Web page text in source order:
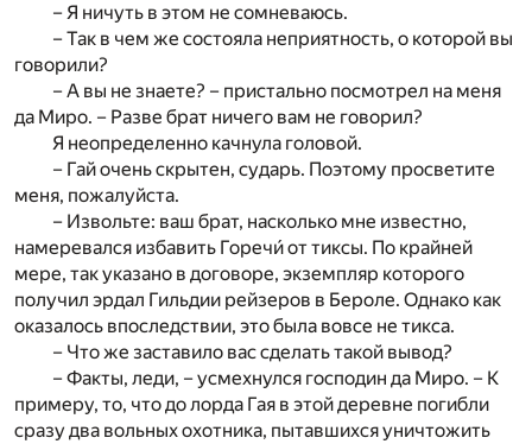
– Я ничуть в этом не сомневаюсь.
– Так в чем же состояла неприятность, о которой вы
говорили?
– А вы не знаете? – пристально посмотрел на меня
да Миро. – Разве брат ничего вам не говорил?
Я неопределенно качнула головой.
– Гай очень скрытен, сударь. Поэтому просветите
меня, пожалуйста.
– Извольте: ваш брат, насколько мне известно,
намеревался избавить Горечи́ от тиксы. По крайней
мере, так указано в договоре, экземпляр которого
получил эрдал Гильдии рейзеров в Бероле. Однако как
оказалось впоследствии, это была вовсе не тикса.
– Что же заставило вас сделать такой вывод?
– Факты, леди, – усмехнулся господин да Миро. – К
примеру, то, что до лорда Гая в этой деревне погибли
сразу два вольных охотника, пытавшихся уничтожить